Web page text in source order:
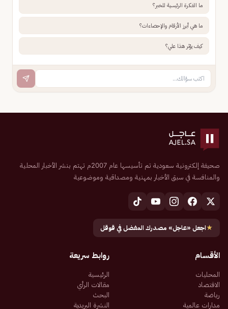
ما الفكرة الرئيسية للخبر؟
ما هي أبرز الأرقام والإحصاءات؟
كيف يؤثر هذا علي؟
صحيفة إلكترونية سعودية تم تأسيسها عام 2007م تهتم بنشر الأخبار المحلية
والمنافسة في سبق الأخبار بمهنية ومصداقية وموضوعية
★اجعل «عاجل» مصدرك المفضل في قوقل
الأقسام
المحليات
الاقتصاد
رياضة
مدارات عالمية
روابط سريعة
الرئيسية
مقالات الرأي
البحث
النشرة البريدية